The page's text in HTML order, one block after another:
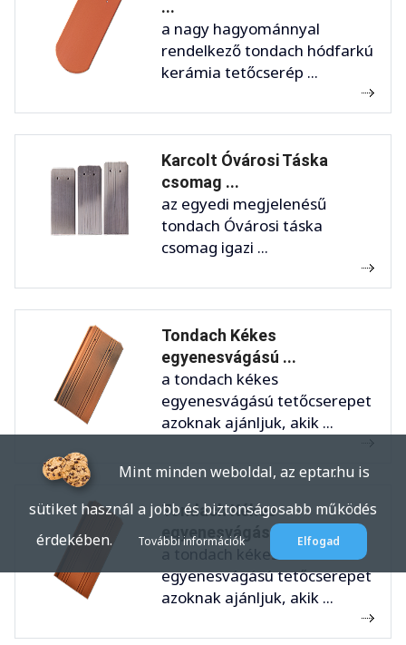
...
a nagy hagyománnyal
rendelkező tondach hódfarkú
kerámia tetőcserép ...
Karcolt Óvárosi Táska
csomag ...
az egyedi megjelenésű
tondach Óvárosi táska
csomag igazi ...
Tondach Kékes
egyenesvágású ...
a tondach kékes
egyenesvágású tetőcserepet
azoknak ajánljuk, akik ...
Tondach Kékes
egyenesvágású ...
a tondach kékes
egyenesvágású tetőcserepet
azoknak ajánljuk, akik ...
Mint minden weboldal, az eptar.hu is
sütiket használ a jobb és biztonságosabb működés
érdekében.
További információk Elfogad